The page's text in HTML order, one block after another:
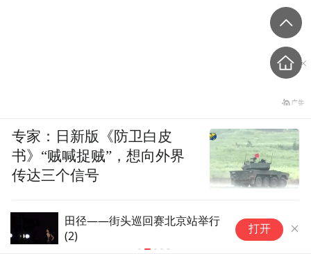
赫塔费官方：乌切右膝遭遇严重
伤病，他将缺席整个26/27赛季
打开
专家：日新版《防卫白皮
书》“贼喊捉贼”，想向外界
传达三个信号